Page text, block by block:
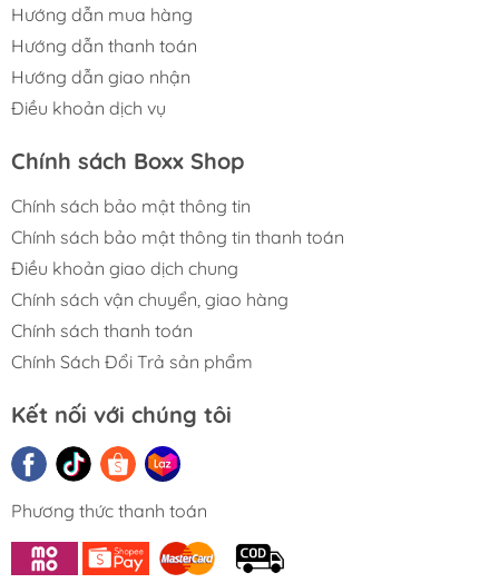
Hướng dẫn mua hàng
Hướng dẫn thanh toán
Hướng dẫn giao nhận
Điều khoản dịch vụ
Chính sách Boxx Shop
Chính sách bảo mật thông tin
Chính sách bảo mật thông tin thanh toán
Điều khoản giao dịch chung
Chính sách vận chuyển, giao hàng
Chính sách thanh toán
Chính Sách Đổi Trả sản phẩm
Kết nối với chúng tôi
Phương thức thanh toán